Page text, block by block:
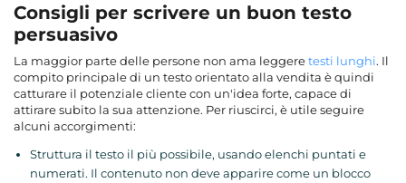
Consigli per scrivere un buon testo
persuasivo
La maggior parte delle persone non ama leggeretesti lunghi. Il
compito principale di un testo orientato alla vendita è quindi
catturare il potenziale cliente con un'idea forte, capace di
attirare subito la sua attenzione. Per riuscirci, è utile seguire
alcuni accorgimenti:
Struttura il testo il più possibile, usando elenchi puntati e
numerati. Il contenuto non deve apparire come un blocco